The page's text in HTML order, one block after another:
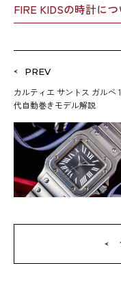
FIRE KIDSの時計に
PREV
カルティエ サントス ガルベ
代自動巻きモデル解説